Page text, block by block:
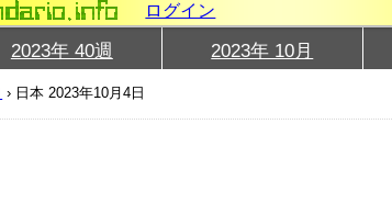
ログイン
2023年 40週 2023年 10月
› 日本 2023年10月4日